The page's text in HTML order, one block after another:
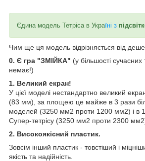
Єдина модель Тетріса в Україні з
Чим ще ця модель відрізняється від
0. Є гра "ЗМІЙКА" (у більшості сучасних
немає!)
1. Великий екран!
У цієї моделі нестандартно великий
(83 мм), за площею це майже в 3 рази
моделей (3250 мм2 проти 1200 мм2) і в
Супер-тетрісу (3250 мм2 проти 2300
2. Високоякісний пластик.
Зовсім інший пластик - товстіший і
якість та надійність.